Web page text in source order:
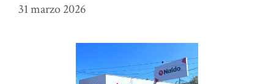
31 marzo 2026